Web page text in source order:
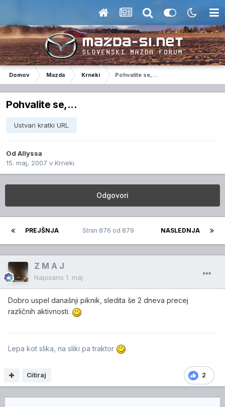
Domov Mazda Krneki Pohvalite se,...
Pohvalite se,...
Ustvari kratki URL
Od Allyssa
15. maj, 2007 v Krneki
Odgovori
PREJŠNJA NASLEDNJA
Stran 876 od 879
Z M A J
Napisano 1. maj
Dobro uspel današnji piknik, sledita še 2 dneva precej
različnih aktivnosti.
2
Citiraj
Lepa kot slika, na sliki pa traktor